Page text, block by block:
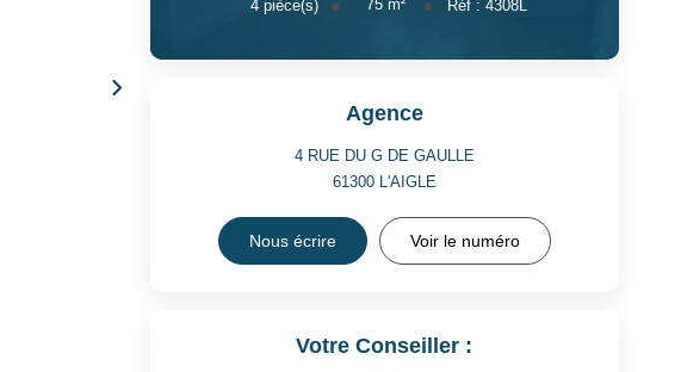
4pièce(s) 75m² Réf :4308L
Agence
4 RUE DU G DE GAULLE
61300 L'AIGLE
Nous écrire Voir le numéro
Votre Conseiller :